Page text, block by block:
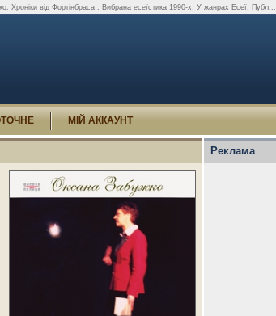
Хроніки від Фортінбраса : Вибрана есеїстика 1990-х. У жанрах Есеї, Публ...
МІЙ АККАУНТ
Реклама